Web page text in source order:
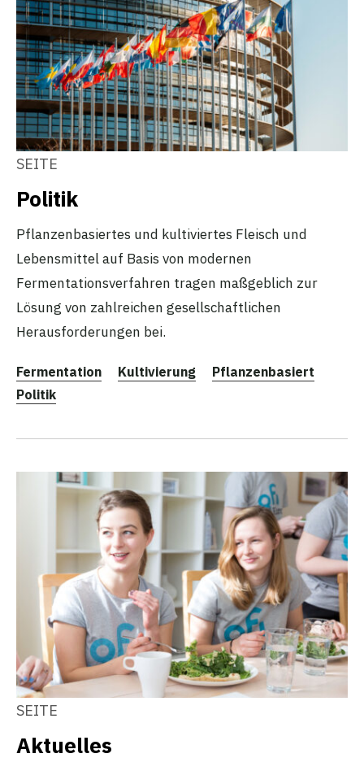
SEITE
Politik
Pflanzenbasiertes und kultiviertes Fleisch und
Lebensmittel auf Basis von modernen
Fermentationsverfahren tragen maßgeblich zur
Lösung von zahlreichen gesellschaftlichen
Herausforderungen bei.
Fermentation Kultivierung
Pflanzenbasiert
Politik
SEITE
Aktuelles